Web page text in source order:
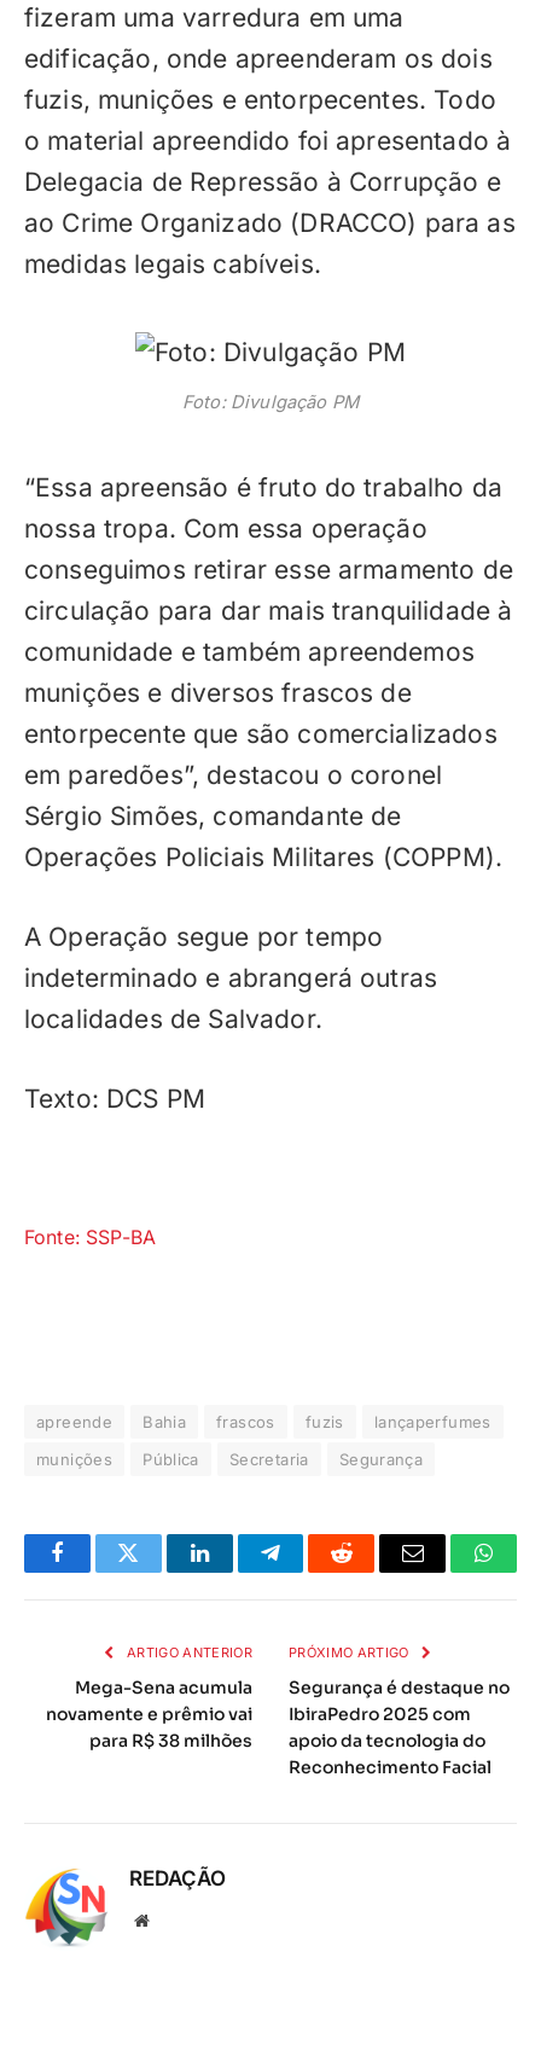
fizeram uma varredura em uma
edificação, onde apreenderam os dois
fuzis, munições e entorpecentes. Todo
o material apreendido foi apresentado à
Delegacia de Repressão à Corrupção e
ao Crime Organizado (DRACCO) para as
medidas legais cabíveis.
Foto: Divulgação PM
“Essa apreensão é fruto do trabalho da
nossa tropa. Com essa operação
conseguimos retirar esse armamento de
circulação para dar mais tranquilidade à
comunidade e também apreendemos
munições e diversos frascos de
entorpecente que são comercializados
em paredões”, destacou o coronel
Sérgio Simões, comandante de
Operações Policiais Militares (COPPM).
A Operação segue por tempo
indeterminado e abrangerá outras
localidades de Salvador.
Texto: DCS PM
Fonte: SSP-BA
apreende Bahia frascos fuzis
lançaperfumes
munições
Pública Secretaria Segurança
FacebookTwitter LinkedInTelegramaReddit
E-
ARTIGO ANTERIOR
Mega-Sena acumula
novamente e prêmio vai
para R$ 38 milhões
PRÓXIMO ARTIGO
Segurança é destaque no
IbiraPedro 2025 com
apoio da tecnologia do
Reconhecimento Facial
REDAÇÃO
Local